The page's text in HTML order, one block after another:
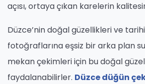
açısı, ortaya çıkan karelerin
Düzce’nin doğal güzellikleri ve
fotoğraflarına eşsiz bir arka plan
mekan çekimleri için bu doğal
faydalanabilirler. Düzce düğün